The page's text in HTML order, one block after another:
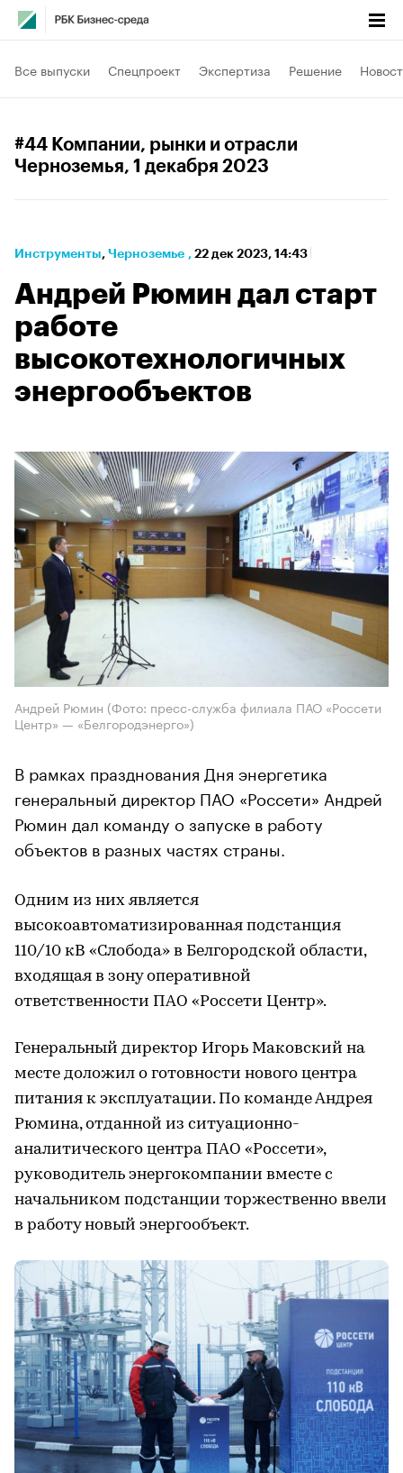
Все выпуски Спецпроект Экспертиза Решение
#44 Компании, рынки и отрасли
Черноземья, 1 декабря 2023
Инструменты⁠, Черноземье , 22 дек 2023, 14:43
Андрей Рюмин дал старт
работе
высокотехнологичных
энергообъектов
Андрей Рюмин (Фото: пресс-служба филиала ПАО «Россети
Центр» — «Белгородэнерго»)
В рамках празднования Дня энергетика
генеральный директор ПАО «Россети» Андрей
Рюмин дал команду о запуске в работу
объектов в разных частях страны.
Одним из них является
высокоавтоматизированная подстанция
110/10 кВ «Слобода» в Белгородской области,
входящая в зону оперативной
ответственности ПАО «Россети Центр».
Генеральный директор Игорь Маковский на
месте доложил о готовности нового центра
питания к эксплуатации. По команде Андрея
Рюмина, отданной из ситуационно-
аналитического центра ПАО «Россети»,
руководитель энергокомпании вместе с
начальником подстанции торжественно ввели
в работу новый энергообъект.